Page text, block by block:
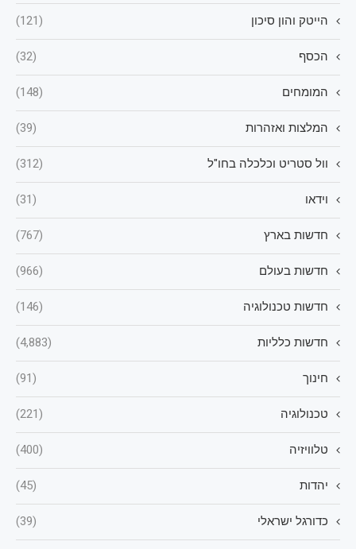
הייטק והון סיכון (121)
הכסף (32)
המומחים (148)
המלצות ואזהרות (39)
וול סטריט וכלכלה בחו"ל (312)
וידאו (31)
חדשות בארץ (767)
חדשות בעולם (966)
חדשות טכנולוגיה (146)
חדשות כלליות (4,883)
חינוך (91)
טכנולוגיה (221)
טלוויזיה (400)
יהדות (45)
כדורגל ישראלי (39)